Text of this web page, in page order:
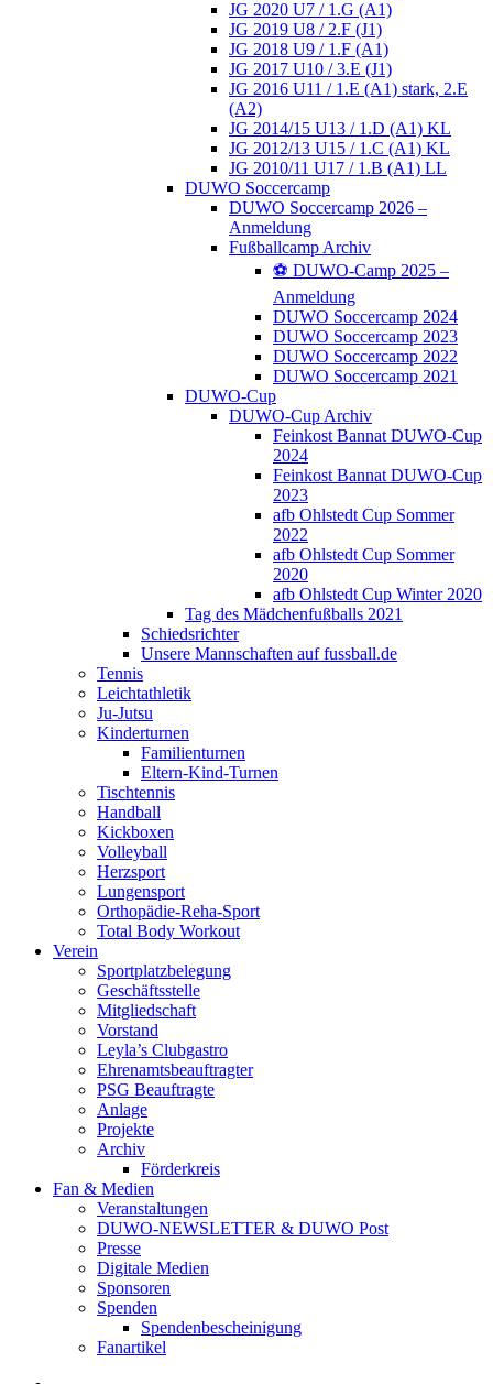
JG 2020 U7 / 1.G (A1)
JG 2019 U8 / 2.F (J1)
JG 2018 U9 / 1.F (A1)
JG 2017 U10 / 3.E (J1)
JG 2016 U11 / 1.E (A1) stark, 2.E
(A2)
JG 2014/15 U13 / 1.D (A1) KL
JG 2012/13 U15 / 1.C (A1) KL
JG 2010/11 U17 / 1.B (A1) LL
DUWO Soccercamp
DUWO Soccercamp 2026 –
Anmeldung
Fußballcamp Archiv
⚽️ DUWO-Camp 2025 –
Anmeldung
DUWO Soccercamp 2024
DUWO Soccercamp 2023
DUWO Soccercamp 2022
DUWO Soccercamp 2021
DUWO-Cup
DUWO-Cup Archiv
Feinkost Bannat DUWO-Cup
2024
Feinkost Bannat DUWO-Cup
2023
afb Ohlstedt Cup Sommer
2022
afb Ohlstedt Cup Sommer
2020
afb Ohlstedt Cup Winter 2020
Tag des Mädchenfußballs 2021
Schiedsrichter
Unsere Mannschaften auf fussball.de
Tennis
Leichtathletik
Ju-Jutsu
Kinderturnen
Familienturnen
Eltern-Kind-Turnen
Tischtennis
Handball
Kickboxen
Volleyball
Herzsport
Lungensport
Orthopädie-Reha-Sport
Total Body Workout
Verein
Sportplatzbelegung
Geschäftsstelle
Mitgliedschaft
Vorstand
Leyla’s Clubgastro
Ehrenamtsbeauftragter
PSG Beauftragte
Anlage
Projekte
Archiv
Förderkreis
Fan & Medien
Veranstaltungen
DUWO-NEWSLETTER & DUWO Post
Presse
Digitale Medien
Sponsoren
Spenden
Spendenbescheinigung
Fanartikel